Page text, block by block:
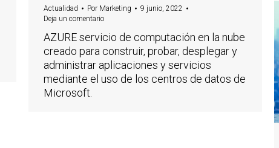
Actualidad Por Marketing
9 junio, 2022
Deja un comentario
AZURE servicio de computación en la nube
creado para construir, probar, desplegar y
administrar aplicaciones y servicios
mediante el uso de los centros de datos de
Microsoft.